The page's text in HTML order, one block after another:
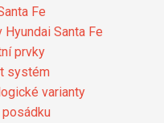
Fe
Santa Fe
prvky
systém
varianty